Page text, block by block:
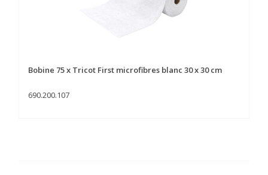
Bobine 75 x Tricot First microfibres blanc 30 x 30 cm
690.200.107